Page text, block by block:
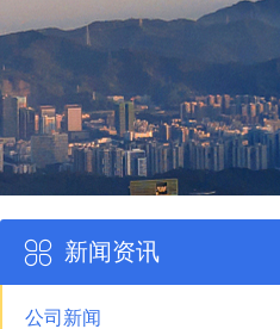
新闻资讯
公司新闻